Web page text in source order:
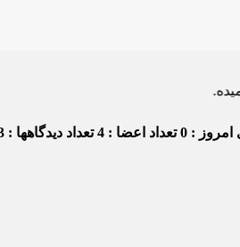
: 0 تعداد اعضا : 4 تعداد دیدگاهها : 43